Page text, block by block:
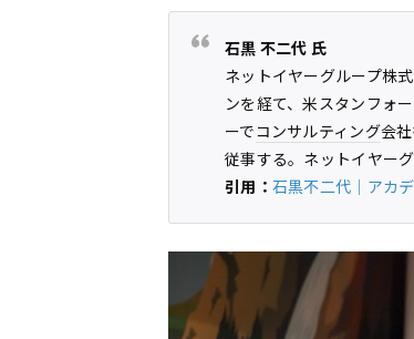
石黒 不二代 氏
ネットイヤーグループ株
ンを経て、米スタンフォ
ーでコンサルティング会
従事する。ネットイヤー
引用： 石黒不二代｜アカ